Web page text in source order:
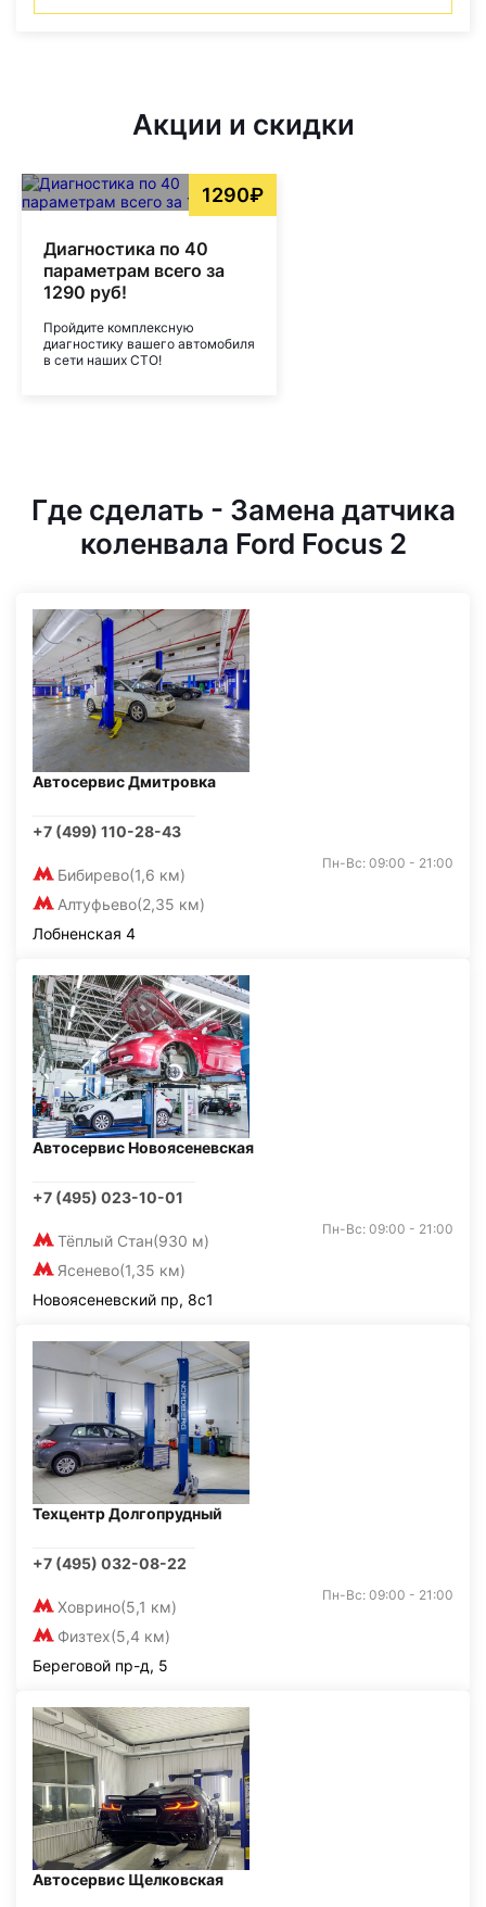
Акции и скидки
1290₽
Диагностика по 40
параметрам всего за
1290 руб!
Пройдите комплексную
диагностику вашего автомобиля
в сети наших СТО!
Где сделать - Замена датчика
коленвала Ford Focus 2
Автосервис Дмитровка
+7 (499) 110-28-43
Бибирево(1,6 км)
Алтуфьево(2,35 км)
Пн-Вс: 09:00 - 21:00
Лобненская 4
Автосервис Новоясеневская
+7 (495) 023-10-01
Тёплый Стан(930 м)
Ясенево(1,35 км)
Пн-Вс: 09:00 - 21:00
Новоясеневский пр, 8с1
Техцентр Долгопрудный
+7 (495) 032-08-22
Ховрино(5,1 км)
Физтех(5,4 км)
Пн-Вс: 09:00 - 21:00
Береговой пр-д, 5
Автосервис Щелковская